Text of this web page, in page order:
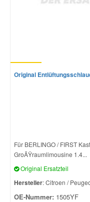
Original
Für BERLINGO / FIRST
GroÃŸraumlimousine 1.4...
Original Ersatzteil
Hersteller: Citroen /
OE-Nummer: 1505YF
Smart Ersatzteile
Suzuki Ersatzteile